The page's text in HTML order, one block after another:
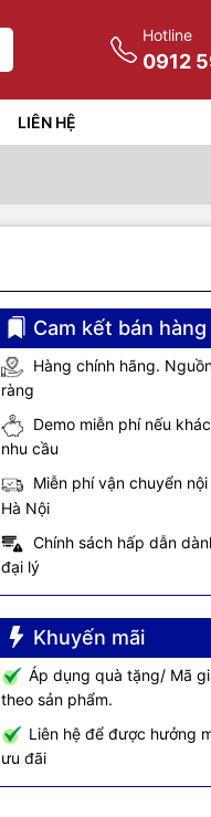
Hotline
0912
LIÊN HỆ
Cam kết bán hàng
Hàng chính hãng.
ràng
Demo miễn phí nếu
nhu cầu
Miễn phí vận chuyển
Hà Nội
Chính sách hấp dẫn
đại lý
Khuyến mãi
Áp dụng quà tặng/ Mã
theo sản phẩm.
Liên hệ để được hưởng
ưu đãi